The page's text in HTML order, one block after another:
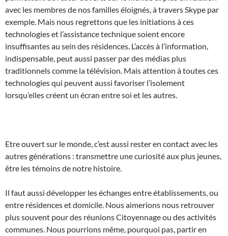
avec les membres de nos familles éloignés, à travers Skype par
exemple. Mais nous regrettons que les initiations à ces
technologies et l’assistance technique soient encore
insuffisantes au sein des résidences. L’accès à l’information,
indispensable, peut aussi passer par des médias plus
traditionnels comme la télévision. Mais attention à toutes ces
technologies qui peuvent aussi favoriser l’isolement
lorsqu’elles créent un écran entre soi et les autres.
Etre ouvert sur le monde, c’est aussi rester en contact avec les
autres générations : transmettre une curiosité aux plus jeunes,
être les témoins de notre histoire.
Il faut aussi développer les échanges entre établissements, ou
entre résidences et domicile. Nous aimerions nous retrouver
plus souvent pour des réunions Citoyennage ou des activités
communes. Nous pourrions même, pourquoi pas, partir en